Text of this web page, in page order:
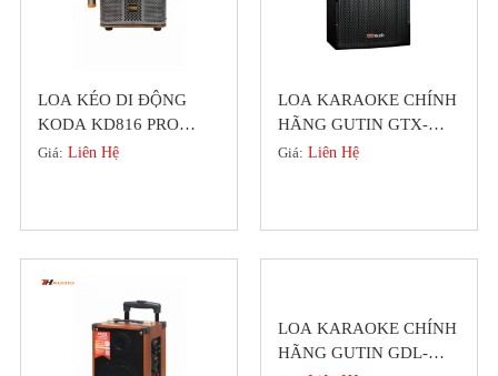
LOA KÉO DI ĐỘNG
KODA KD816 PRO
BASS 20 MỚI NHẤT
Giá: Liên Hệ
LOA KARAOKE CHÍNH
HÃNG GUTIN GTX-
5212 PRO-SERIES BASS
Giá: Liên Hệ
LOA KARAOKE CHÍNH
HÃNG GUTIN GDL-